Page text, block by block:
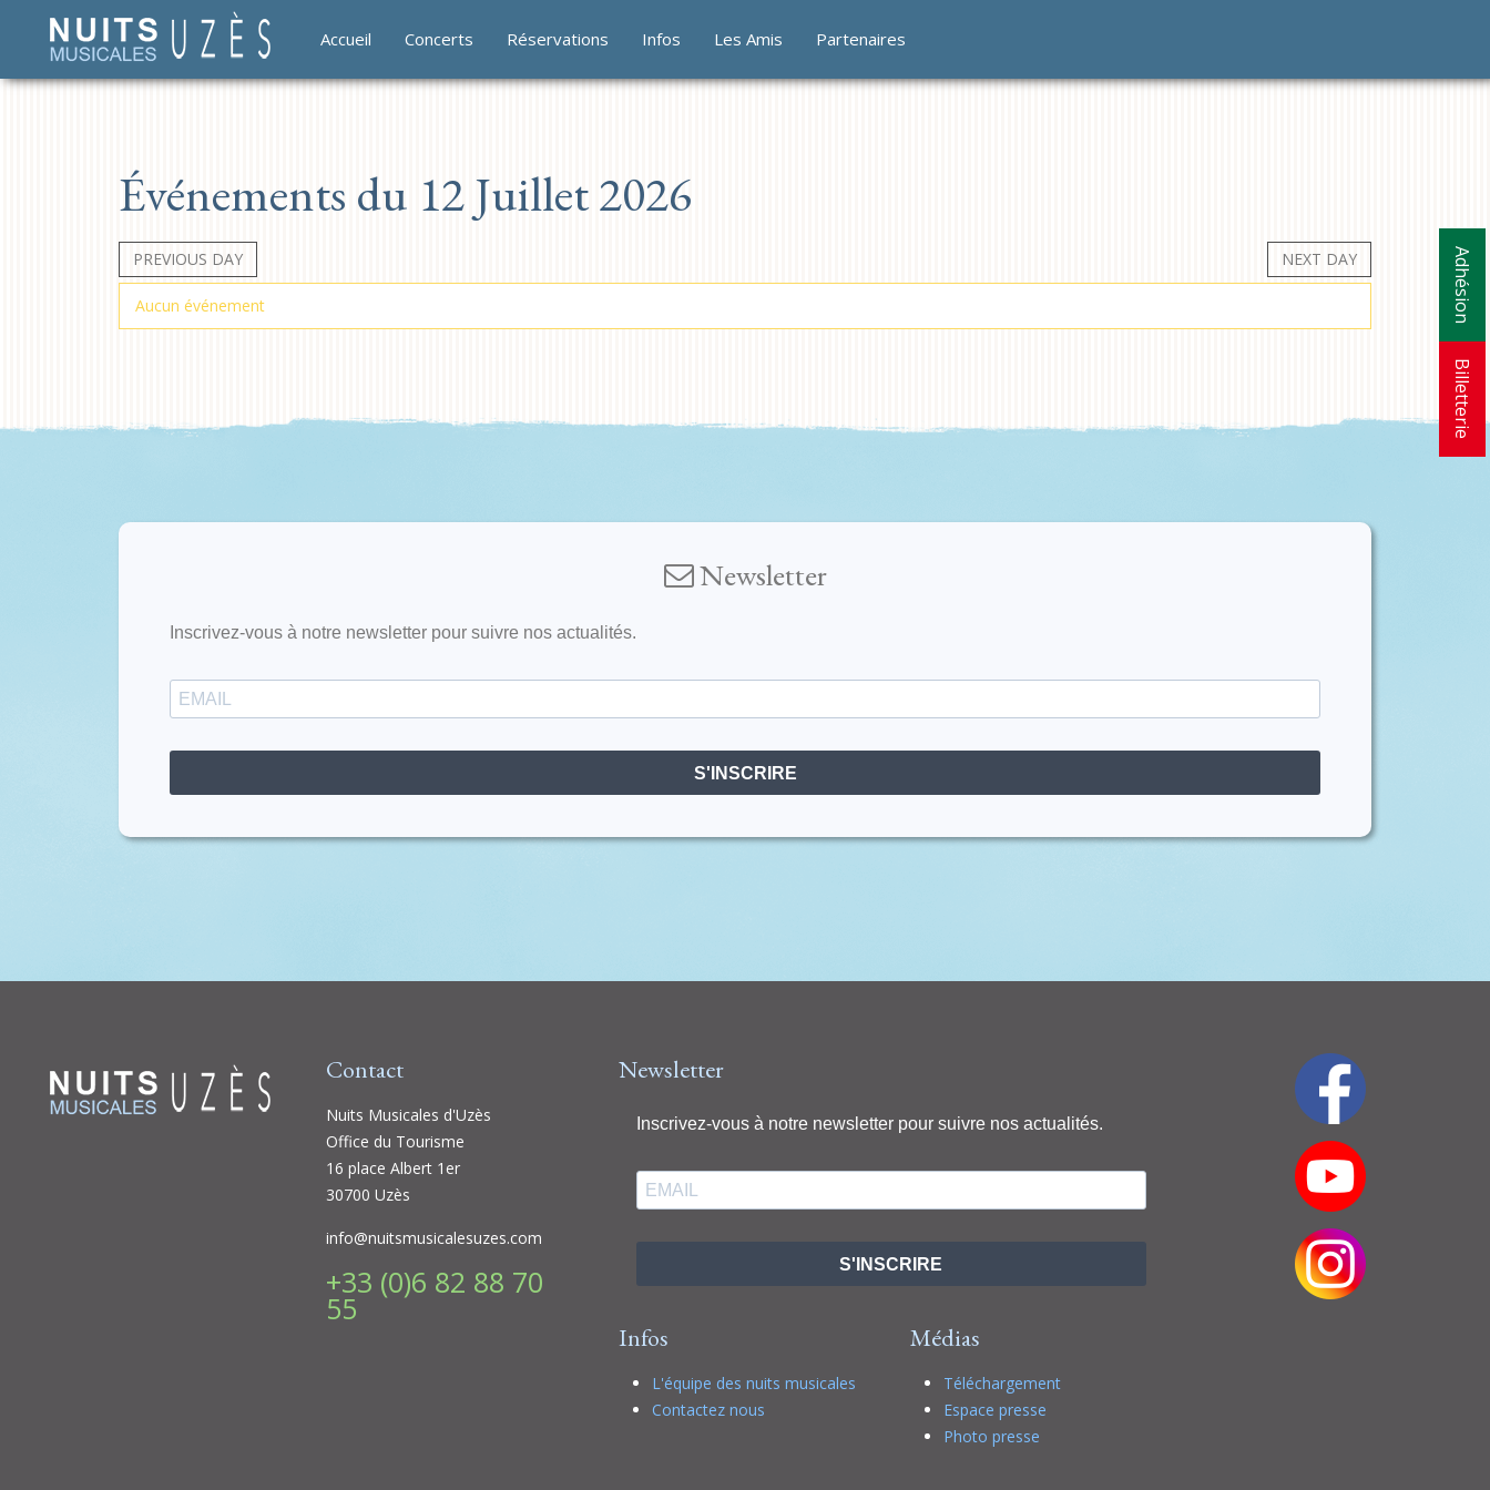
Adhésion
Billetterie
Accueil Concerts Réservations Infos Les Amis Partenaires
Événements du 12 Juillet 2026
PREVIOUS DAY NEXT DAY
Aucun événement
Newsletter
Inscrivez-vous à notre newsletter pour suivre nos actualités.
S'INSCRIRE
Contact
Nuits Musicales d'Uzès
Office du Tourisme
16 place Albert 1er
30700 Uzès
info@nuitsmusicalesuzes.com
+33 (0)6 82 88 70
55
Newsletter
Inscrivez-vous à notre newsletter pour suivre nos actualités.
S'INSCRIRE
Infos
L'équipe des nuits musicales
Contactez nous
Médias
Téléchargement
Espace presse
Photo presse